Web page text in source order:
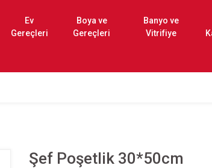
Ev
Gereçleri
Boya ve
Gereçleri
Banyo ve
Vitrifiye
Şef Poşetlik 30*50cm